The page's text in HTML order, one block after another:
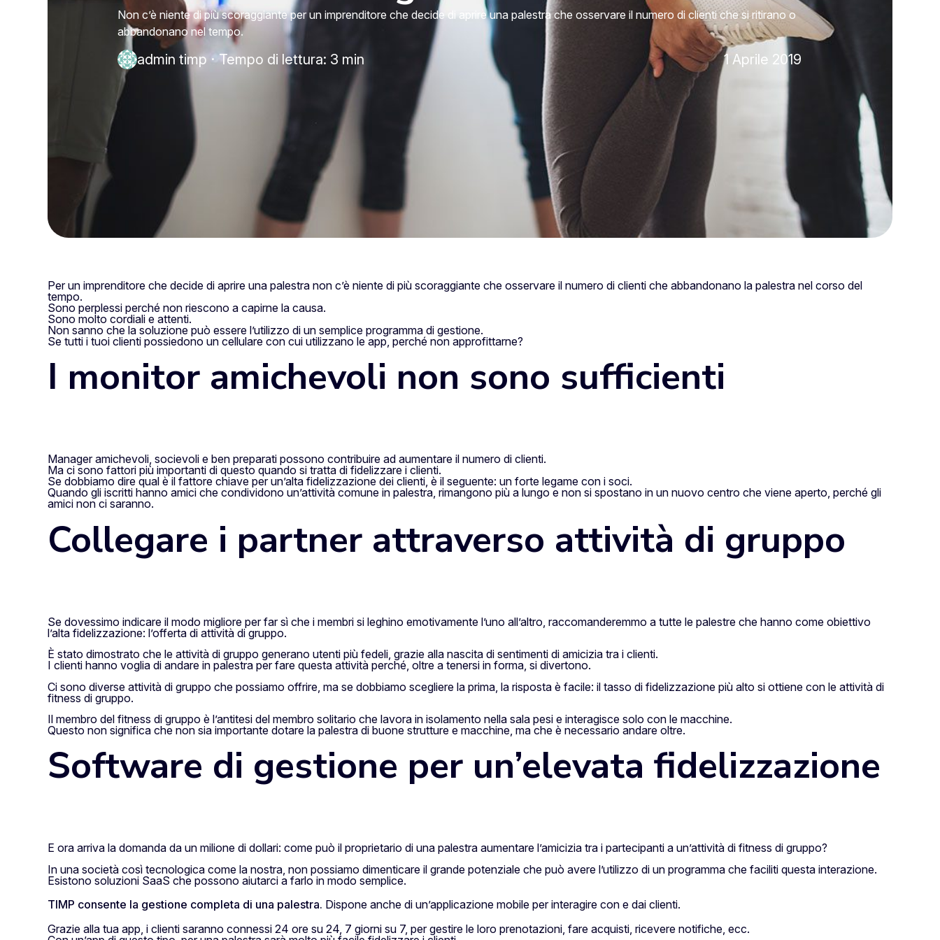
Non c’è niente di più scoraggiante per un imprenditore che decide di aprire una palestra che osservare il numero di clienti che si ritirano o
abbandonano nel tempo.
admin timp · Tempo di lettura: 3 min 1 Aprile 2019
Per un imprenditore che decide di aprire una palestra non c’è niente di più scoraggiante che osservare il numero di clienti che abbandonano la palestra nel corso del
tempo.
Sono perplessi perché non riescono a capirne la causa.
Sono molto cordiali e attenti.
Non sanno che la soluzione può essere l’utilizzo di un semplice programma di gestione.
Se tutti i tuoi clienti possiedono un cellulare con cui utilizzano le app, perché non approfittarne?
I monitor amichevoli non sono sufficienti
Manager amichevoli, socievoli e ben preparati possono contribuire ad aumentare il numero di clienti.
Ma ci sono fattori più importanti di questo quando si tratta di fidelizzare i clienti.
Se dobbiamo dire qual è il fattore chiave per un’alta fidelizzazione dei clienti, è il seguente: un forte legame con i soci.
Quando gli iscritti hanno amici che condividono un’attività comune in palestra, rimangono più a lungo e non si spostano in un nuovo centro che viene aperto, perché gli
amici non ci saranno.
Collegare i partner attraverso attività di gruppo
Se dovessimo indicare il modo migliore per far sì che i membri si leghino emotivamente l’uno all’altro, raccomanderemmo a tutte le palestre che hanno come obiettivo
l’alta fidelizzazione: l’offerta di attività di gruppo.
È stato dimostrato che le attività di gruppo generano utenti più fedeli, grazie alla nascita di sentimenti di amicizia tra i clienti.
I clienti hanno voglia di andare in palestra per fare questa attività perché, oltre a tenersi in forma, si divertono.
Ci sono diverse attività di gruppo che possiamo offrire, ma se dobbiamo scegliere la prima, la risposta è facile: il tasso di fidelizzazione più alto si ottiene con le attività di
fitness di gruppo.
Il membro del fitness di gruppo è l’antitesi del membro solitario che lavora in isolamento nella sala pesi e interagisce solo con le macchine.
Questo non significa che non sia importante dotare la palestra di buone strutture e macchine, ma che è necessario andare oltre.
Software di gestione per un’elevata fidelizzazione
E ora arriva la domanda da un milione di dollari: come può il proprietario di una palestra aumentare l’amicizia tra i partecipanti a un’attività di fitness di gruppo?
In una società così tecnologica come la nostra, non possiamo dimenticare il grande potenziale che può avere l’utilizzo di un programma che faciliti questa interazione.
Esistono soluzioni SaaS che possono aiutarci a farlo in modo semplice.
TIMP consente la gestione completa di una palestra. Dispone anche di un’applicazione mobile per interagire con e dai clienti.
Grazie alla tua app, i clienti saranno connessi 24 ore su 24, 7 giorni su 7, per gestire le loro prenotazioni, fare acquisti, ricevere notifiche, ecc.